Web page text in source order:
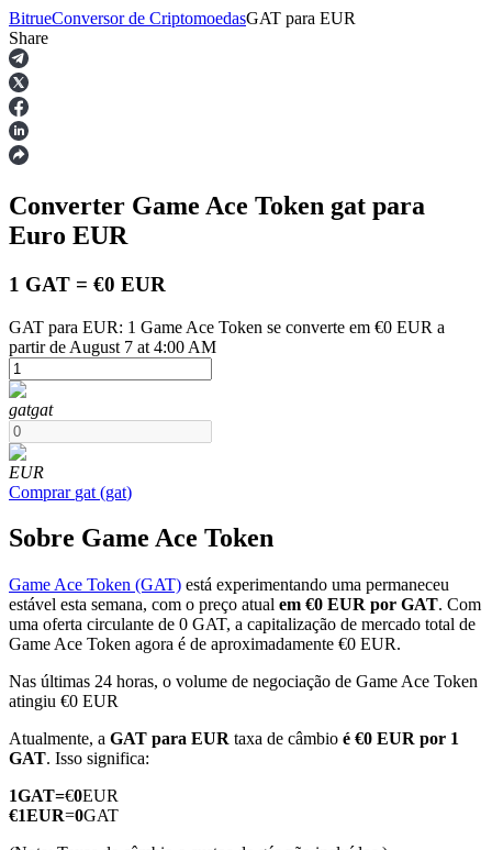
Futuros
Futuros de USDT
Futuros COIN-M
Futuros de criptomoeda
TradFi
Derivativos de ações, câmbio, metais preciosos e commodities
BitrueConversor de CriptomoedasGAT para EUR
Share
Converter Game Ace Token gat para
Euro EUR
1 GAT = €0 EUR
GAT para EUR: 1 Game Ace Token se converte em €0 EUR a
partir de August 7 at 4:00 AM
gatgat
EUR
Comprar gat (gat)
Sobre Game Ace Token
Game Ace Token (GAT) está experimentando uma permaneceu
estável esta semana, com o preço atual em €0 EUR por GAT. Com
uma oferta circulante de 0 GAT, a capitalização de mercado total de
Game Ace Token agora é de aproximadamente €0 EUR.
Nas últimas 24 horas, o volume de negociação de Game Ace Token
atingiu €0 EUR
Atualmente, a GAT para EUR taxa de câmbio é €0 EUR por 1
GAT. Isso significa:
1GAT=€0EUR
€1EUR=0GAT